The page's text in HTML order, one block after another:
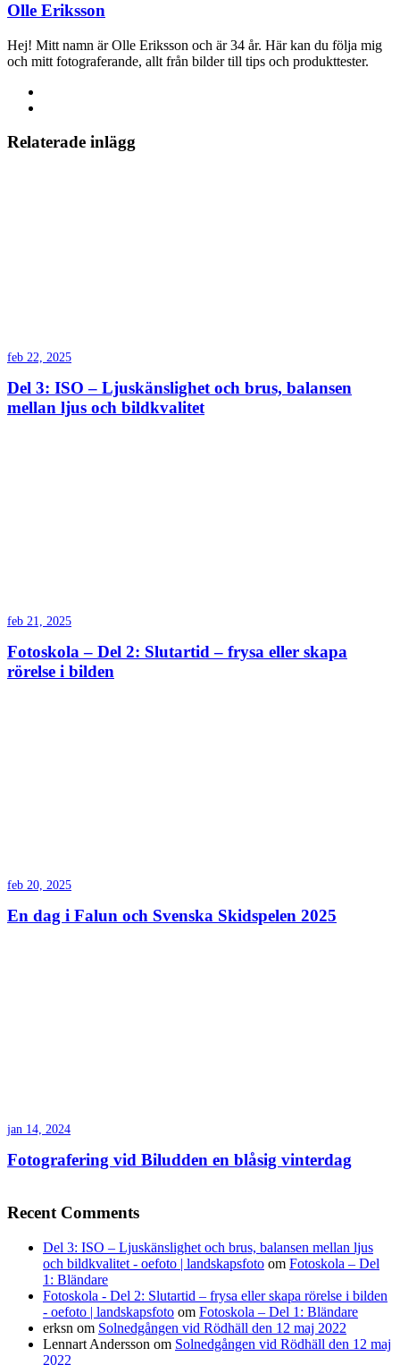
Olle Eriksson
Hej! Mitt namn är Olle Eriksson och är 34 år. Här kan du följa mig
och mitt fotograferande, allt från bilder till tips och produkttester.
Relaterade inlägg
feb 22, 2025
Del 3: ISO – Ljuskänslighet och brus, balansen
mellan ljus och bildkvalitet
feb 21, 2025
Fotoskola – Del 2: Slutartid – frysa eller skapa
rörelse i bilden
feb 20, 2025
En dag i Falun och Svenska Skidspelen 2025
jan 14, 2024
Fotografering vid Biludden en blåsig vinterdag
Recent Comments
Del 3: ISO – Ljuskänslighet och brus, balansen mellan ljus
och bildkvalitet - oefoto | landskapsfoto om Fotoskola – Del
1: Bländare
Fotoskola - Del 2: Slutartid – frysa eller skapa rörelse i bilden
- oefoto | landskapsfoto om Fotoskola – Del 1: Bländare
erksn om Solnedgången vid Rödhäll den 12 maj 2022
Lennart Andersson om Solnedgången vid Rödhäll den 12 maj
2022